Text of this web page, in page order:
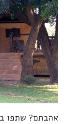
אהבתם? שתפו